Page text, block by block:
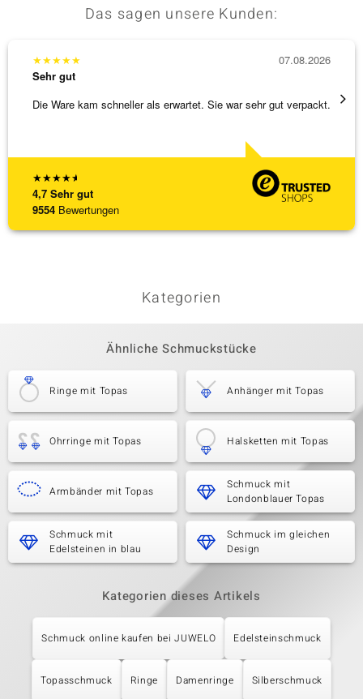
Das sagen unsere Kunden:
★★★★★
4,7 Sehr gut
9554 Bewertungen
★★★★★
Sehr gut
Die Ware kam schneller als erwartet. Sie war sehr gut verpackt.
07.08.2026
Alles
Kategorien
Ähnliche Schmuckstücke
Ringe mit Topas Anhänger mit Topas
Ohrringe mit Topas Halsketten mit Topas
Armbänder mit Topas
Schmuck mit
Londonblauer Topas
Schmuck mit
Edelsteinen in blau
Schmuck im gleichen
Design
Kategorien dieses Artikels
Schmuck online kaufen bei JUWELO Edelsteinschmuck
Topasschmuck Ringe Damenringe Silberschmuck